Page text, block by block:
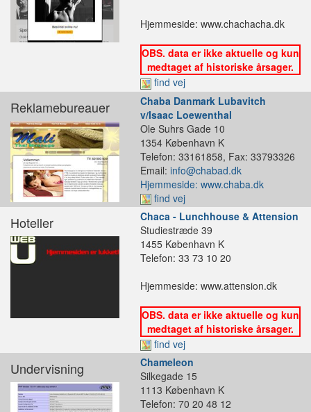
Hjemmeside: www.chachacha.dk
OBS. data er ikke aktuelle og kun
medtaget af historiske årsager.
find vej
Reklamebureauer
Chaba Danmark Lubavitch
v/Isaac Loewenthal
Ole Suhrs Gade 10
1354 København K
Telefon: 33161858, Fax: 33793326
Email: info@chabad.dk
Hjemmeside: www.chaba.dk
find vej
Hoteller
Chaca - Lunchhouse & Attension
Studiestræde 39
1455 København K
Telefon: 33 73 10 20
Hjemmeside: www.attension.dk
OBS. data er ikke aktuelle og kun
medtaget af historiske årsager.
find vej
Undervisning
Chameleon
Silkegade 15
1113 København K
Telefon: 70 20 48 12